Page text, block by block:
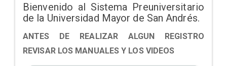
Bienvenido al Sistema Preuniversitario
de la Universidad Mayor de San Andrés.
ANTES DE REALIZAR ALGUN REGISTRO
REVISAR LOS MANUALES Y LOS VIDEOS